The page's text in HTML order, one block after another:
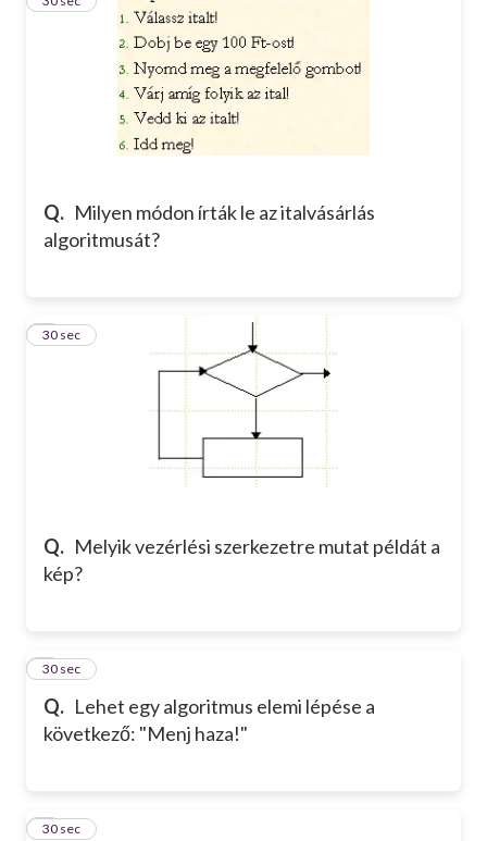
Q. Milyen módon írták le az italvásárlás
algoritmusát?
Q. Melyik vezérlési szerkezetre mutat példát a
kép?
6
30 sec
Q. Lehet egy algoritmus elemi lépése a
következő: "Menj haza!"
7
30 sec
8
30 sec